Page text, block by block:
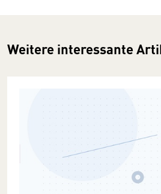
Weitere interessante